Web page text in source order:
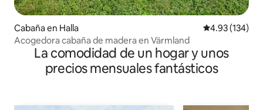
Cabaña en Halla Calificación
4.93 (134)
Acogedora cabaña de madera en Värmland
La comodidad de un hogar y unos
precios mensuales fantásticos